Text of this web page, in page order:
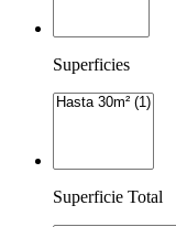
Superficies
Superficie Total